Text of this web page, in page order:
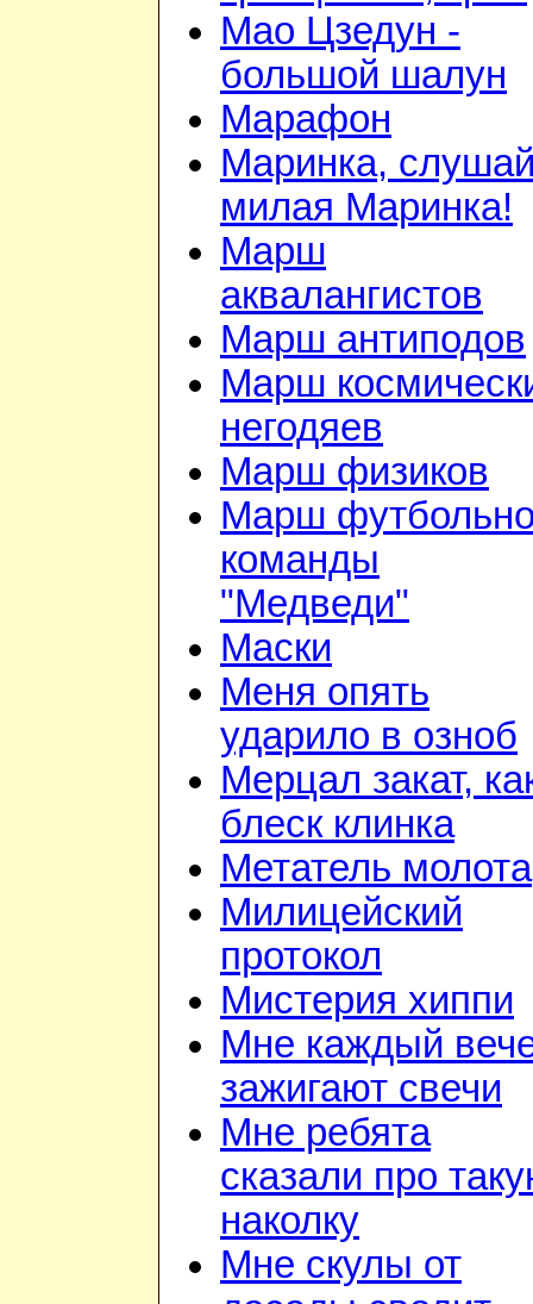
Мао Цзедун -
большой шалун
Марафон
Маринка,
милая Маринка!
Марш
аквалангистов
Марш антиподов
Марш
негодяев
Марш физиков
Марш
команды
"Медведи"
Маски
Меня опять
ударило в озноб
Мерцал закат,
блеск клинка
Метатель молота
Милицейский
протокол
Мистерия хиппи
Мне каждый
зажигают свечи
Мне ребята
сказали про
наколку
Мне скулы от